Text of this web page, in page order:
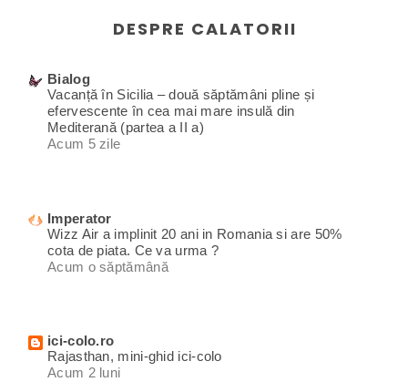
DESPRE CALATORII
Bialog
Vacanță în Sicilia – două săptămâni pline și
efervescente în cea mai mare insulă din
Mediterană (partea a II a)
Acum 5 zile
Imperator
Wizz Air a implinit 20 ani in Romania si are 50%
cota de piata. Ce va urma ?
Acum o săptămână
ici-colo.ro
Rajasthan, mini-ghid ici-colo
Acum 2 luni